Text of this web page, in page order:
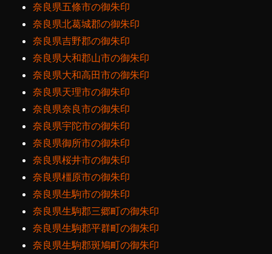
奈良県五條市の御朱印
奈良県北葛城郡の御朱印
奈良県吉野郡の御朱印
奈良県大和郡山市の御朱印
奈良県大和高田市の御朱印
奈良県天理市の御朱印
奈良県奈良市の御朱印
奈良県宇陀市の御朱印
奈良県御所市の御朱印
奈良県桜井市の御朱印
奈良県橿原市の御朱印
奈良県生駒市の御朱印
奈良県生駒郡三郷町の御朱印
奈良県生駒郡平群町の御朱印
奈良県生駒郡斑鳩町の御朱印